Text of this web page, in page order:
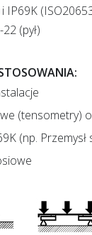
IP69K
(pył)
(tensometry)
(np.